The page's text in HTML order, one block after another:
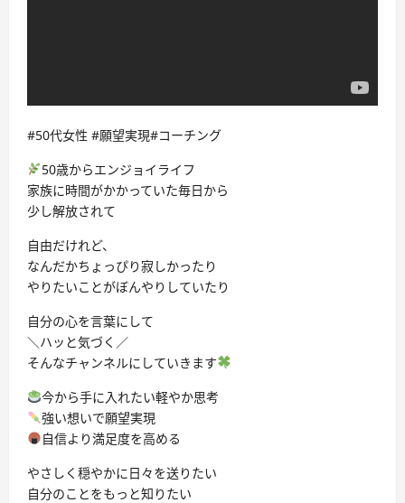
#50代女性 #願望実現#コーチング
50歳からエンジョイライフ
家族に時間がかかっていた毎日から
少し解放されて
自由だけれど、
なんだかちょっぴり寂しかったり
やりたいことがぼんやりしていたり
自分の心を言葉にして
＼ハッと気づく／
そんなチャンネルにしていきます
今から手に入れたい軽やか思考
強い想いで願望実現
自信より満足度を高める
やさしく穏やかに日々を送りたい
自分のことをもっと知りたい